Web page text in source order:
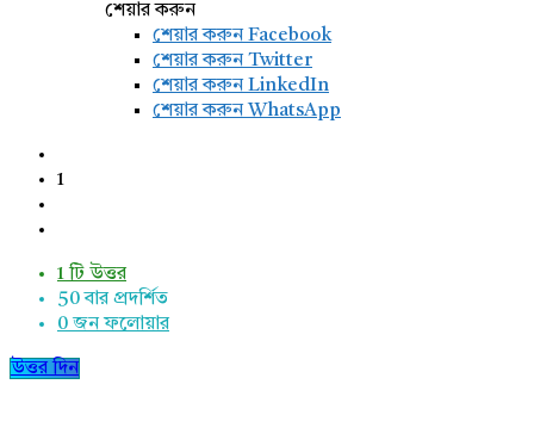
শেয়ার করুন
শেয়ার করুনFacebook
শেয়ার করুন Twitter
শেয়ার করুন LinkedIn
শেয়ার করুন WhatsApp
1
1 টি উত্তর
50বার প্রদর্শিত
0 জন ফলোয়ার
উত্তর দিন